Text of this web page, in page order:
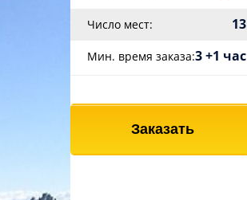
Число мест: 13
Мин. время заказа:3 +1 час
Заказать